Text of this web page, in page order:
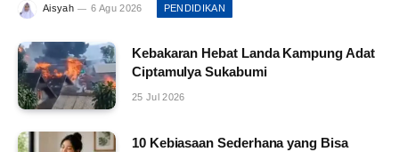
Aisyah 6 Agu 2026 PENDIDIKAN
Kebakaran Hebat Landa Kampung Adat
Ciptamulya Sukabumi
25 Jul 2026
10 Kebiasaan Sederhana yang Bisa